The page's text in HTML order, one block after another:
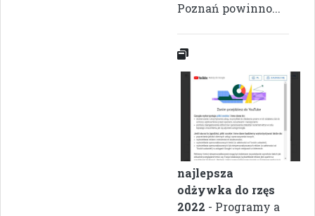
Poznań powinno...
najlepsza
odżywka do rzęs
2022 - Programy a